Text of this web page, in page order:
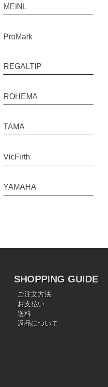
MEINL
ProMark
REGALTIP
ROHEMA
TAMA
VicFirth
YAMAHA
SHOPPING GUIDE
ご注文方法
お支払い
送料
返品について